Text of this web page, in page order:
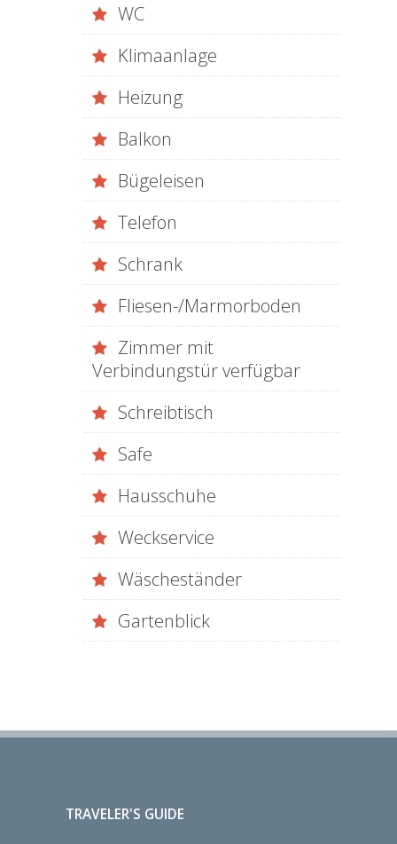
WC
Klimaanlage
Heizung
Balkon
Bügeleisen
Telefon
Schrank
Fliesen-/Marmorboden
Zimmer mit
Verbindungstür verfügbar
Schreibtisch
Safe
Hausschuhe
Weckservice
Wäscheständer
Gartenblick
TRAVELER'S GUIDE